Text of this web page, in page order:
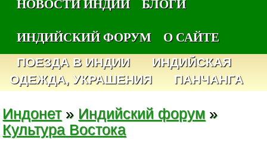
ИНДИЙСКИЙ ФОРУМ
О САЙТЕ
ПОЕЗДА В ИНДИИ
ИНДИЙСКАЯ
ОДЕЖДА, УКРАШЕНИЯ
ПАНЧАНГА
Индонет» Индийский форум »
Культура Востока